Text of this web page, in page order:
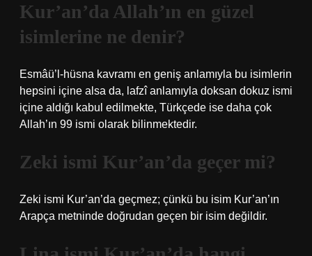
Kur’an’da Allah’ın en güzel
isimlerine ne denir?
Esmâü’l-hüsna kavramı en geniş anlamıyla bu isimlerin
hepsini içine alsa da, lafzî anlamıyla doksan dokuz ismi
içine aldığı kabul edilmekte, Türkçede ise daha çok
Allah’ın 99 ismi olarak bilinmektedir.
Zeki ismi Kur’an’da geçer mi?
Zeki ismi Kur’an’da geçmez; çünkü bu isim Kur’an’ın
Arapça metninde doğrudan geçen bir isim değildir.